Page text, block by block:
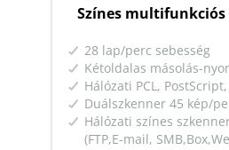
Színes
28 lap/perc sebesség
Kétoldalas másolás-
Hálózati PCL,
Duálszkenner 45 kép/
Hálózati színes
(FTP,E-mail,